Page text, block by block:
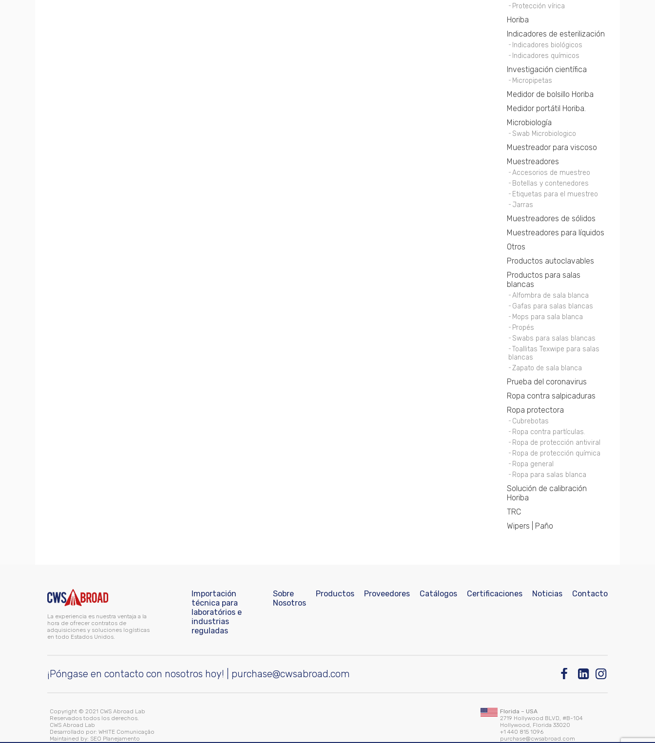
Protección vírica
Horiba
Indicadores de esterilización
Indicadores biológicos
Indicadores químicos
Investigación científica
Micropipetas
Medidor de bolsillo Horiba
Medidor portátil Horiba.
Microbiología
Swab Microbiologico
Muestreador para viscoso
Muestreadores
Accesorios de muestreo
Botellas y contenedores
Etiquetas para el muestreo
Jarras
Muestreadores de sólidos
Muestreadores para líquidos
Otros
Productos autoclavables
Productos para salas
blancas
Alfombra de sala blanca
Gafas para salas blancas
Mops para sala blanca
Propés
Swabs para salas blancas
Toallitas Texwipe para salas
blancas
Zapato de sala blanca
Prueba del coronavirus
Ropa contra salpicaduras
Ropa protectora
Cubrebotas
Ropa contra partículas.
Ropa de protección antiviral
Ropa de protección química
Ropa general
Ropa para salas blanca
Solución de calibración
Horiba
TRC
Wipers | Paño
La experiencia es nuestra ventaja a la
hora de ofrecer contratos de
adquisiciones y soluciones logísticas
en todo Estados Unidos.
Importación
técnica para
laboratórios e
industrias
reguladas
Sobre
Nosotros
Productos Proveedores Catálogos Certificaciones Noticias Contacto
¡Póngase en contacto con nosotros hoy! purchase@cwsabroad.com
Copyright © 2021 CWS Abroad Lab
Reservados todos los derechos.
CWS Abroad Lab
Desarrollado por: WHITE Comunicação
Maintained by: SEO Planejamento
Florida – USA
2719 Hollywood BLVD, #B-104
Hollywood, Florida 33020
+1 440 815 1096
purchase@cwsabroad.com